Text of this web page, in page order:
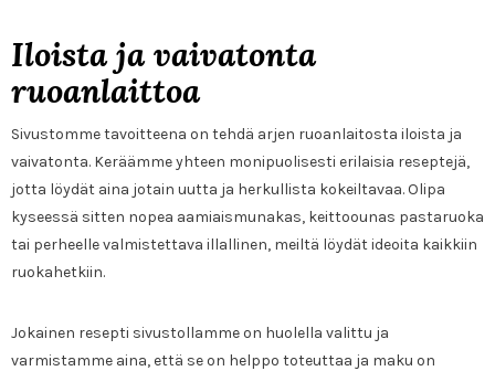
Iloista ja vaivatonta
ruoanlaittoa
Sivustomme tavoitteena on tehdä arjen ruoanlaitosta iloista ja
vaivatonta. Keräämme yhteen monipuolisesti erilaisia reseptejä,
jotta löydät aina jotain uutta ja herkullista kokeiltavaa. Olipa
kyseessä sitten nopea aamiaismunakas, keittoounas pastaruoka
tai perheelle valmistettava illallinen, meiltä löydät ideoita kaikkiin
ruokahetkiin.
Jokainen resepti sivustollamme on huolella valittu ja
varmistamme aina, että se on helppo toteuttaa ja maku on